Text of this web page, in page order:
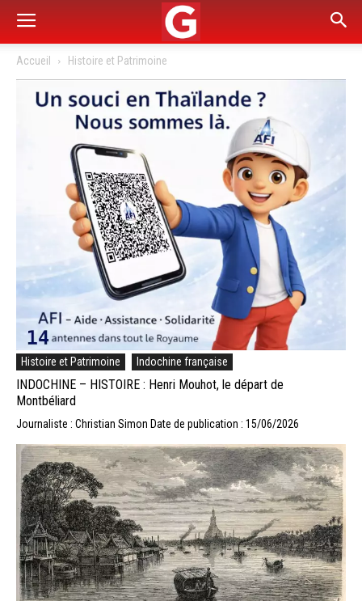
Accueil Histoire et Patrimoine
Histoire et Patrimoine Indochine française
INDOCHINE – HISTOIRE : Henri Mouhot, le départ de
Montbéliard
Journaliste : Christian Simon Date de publication : 15/06/2026